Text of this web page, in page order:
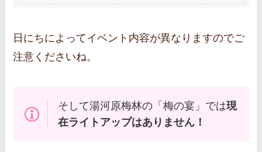
日にちによってイベント内容が異なりますのでご
注意くださいね。
そして湯河原梅林の「梅の宴」では現
在ライトアップはありません！